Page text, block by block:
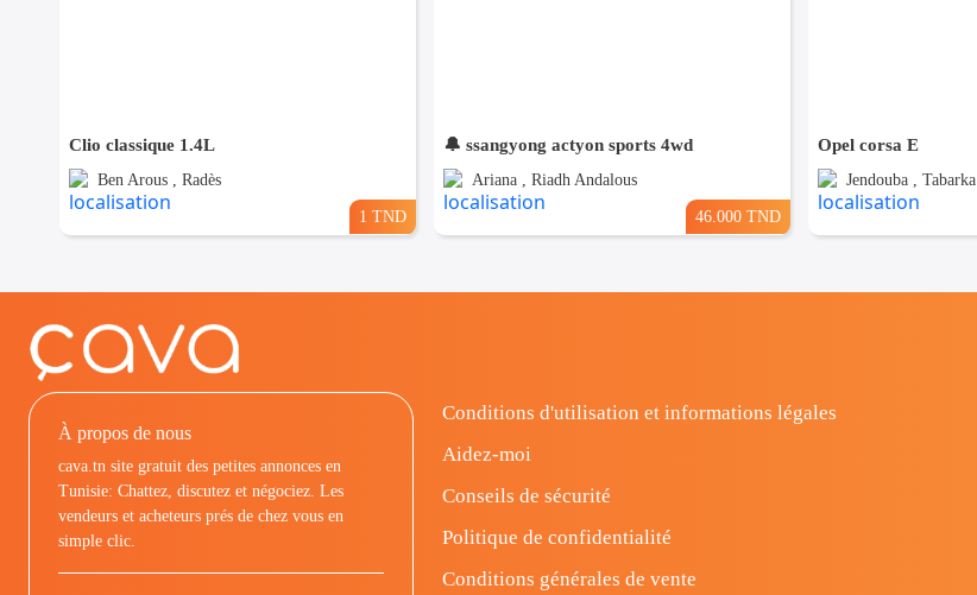
Clio classique 1.4L
Ben Arous , Radès
1 TND
🔔 ssangyong actyon sports 4wd
Ariana , Riadh Andalous
46.000 TND
Opel corsa E
Jendouba , Tabarka
À propos de nous
cava.tn site gratuit des petites annonces en
Tunisie: Chattez, discutez et négociez. Les
vendeurs et acheteurs prés de chez vous en
simple clic.
Conditions d'utilisation et informations légales
Aidez-moi
Conseils de sécurité
Politique de confidentialité
Conditions générales de vente